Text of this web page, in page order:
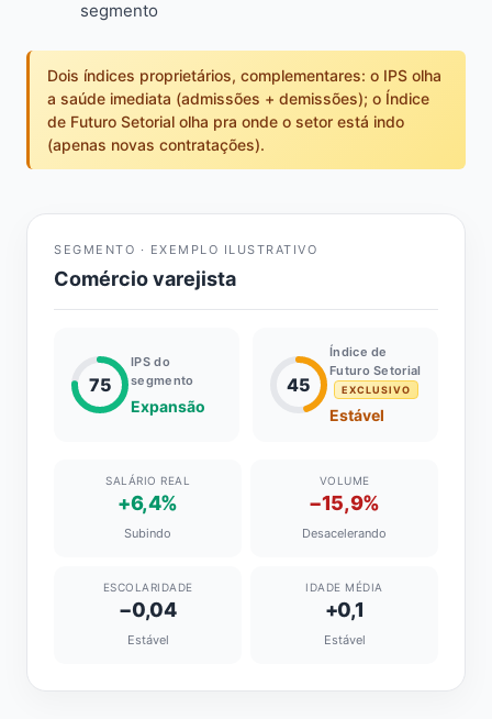
segmento
Dois índices proprietários, complementares: o IPS olha
a saúde imediata (admissões + demissões); o Índice
de Futuro Setorial olha pra onde o setor está indo
(apenas novas contratações).
SEGMENTO · EXEMPLO ILUSTRATIVO
Comércio varejista
75
IPS do
segmento
Expansão
45
Índice de
Futuro Setorial
EXCLUSIVO
Estável
SALÁRIO REAL
+6,4%
Subindo
VOLUME
−15,9%
Desacelerando
ESCOLARIDADE
−0,04
Estável
IDADE MÉDIA
+0,1
Estável